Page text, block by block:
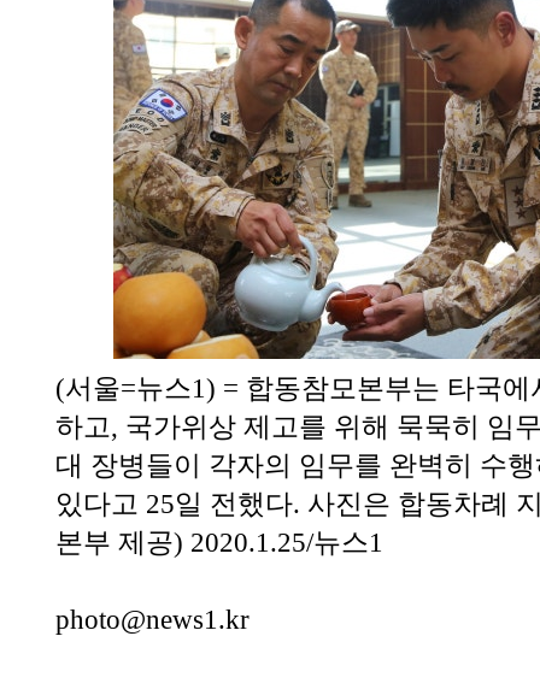
(서울=뉴스1) = 합동참모본부는 타국
하고, 국가위상 제고를 위해 묵묵히 임
대 장병들이 각자의 임무를 완벽히 수
있다고 25일 전했다. 사진은 합동차례
본부 제공) 2020.1.25/뉴스1
photo@news1.kr